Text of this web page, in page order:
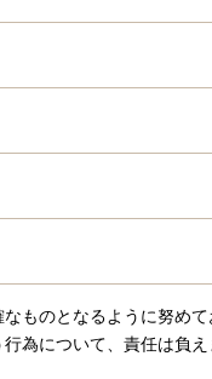
ものとなるように努め
為について、責任は負